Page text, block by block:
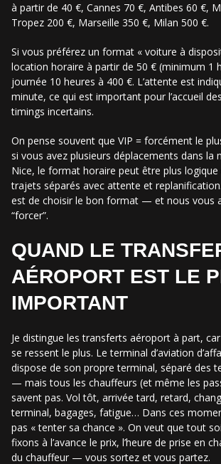
à partir de 40 €, Cannes 70 €, Antibes 60 €,
Tropez 200 €, Marseille 350 €, Milan 500 €.
Si vous préférez un format « voiture à
location horaire à partir de 50 € (minimum 1
journée 10 heures à 400 €. L’attente est
minute, ce qui est important pour l’accueil
timings incertains.
On pense souvent que VIP = forcément le
si vous avez plusieurs déplacements dans la
Nice, le format horaire peut être plus logique
trajets séparés avec attente et
est de choisir le bon format — et nous vous
“forcer”.
QUAND LE
AÉROPORT EST LE
IMPORTANT
Je distingue les transferts aéroport à part, car
se ressent le plus. Le terminal d’aviation
dispose de son propre terminal, séparé des
— mais tous les chauffeurs (et même les
savent pas. Vol tôt, arrivée tard, retard,
terminal, bagages, fatigue… Dans ces
pas « tenter sa chance ». On veut que tout
fixons à l’avance le prix, l’heure de prise en
du chauffeur — vous sortez et vous partez.